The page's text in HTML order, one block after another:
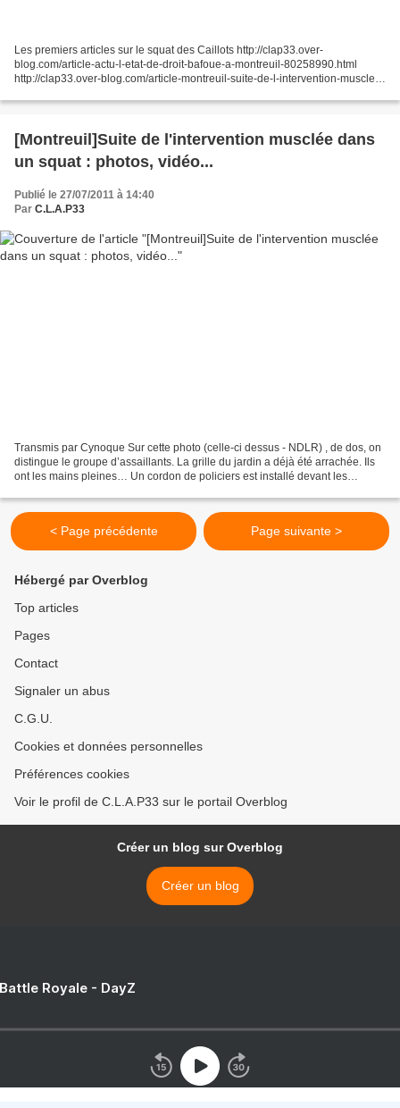
Les premiers articles sur le squat des Caillots http://clap33.over-
blog.com/article-actu-l-etat-de-droit-bafoue-a-montreuil-80258990.html
http://clap33.over-blog.com/article-montreuil-suite-de-l-intervention-musclee-
[Montreuil]Suite de l'intervention musclée dans
un squat : photos, vidéo...
Publié le 27/07/2011 à 14:40
Par C.L.A.P33
Transmis par Cynoque Sur cette photo (celle-ci dessus - NDLR) , de dos, on
distingue le groupe d’assaillants. La grille du jardin a déjà été arrachée. Ils
ont les mains pleines… Un cordon de policiers est installé devant les
< Page précédente Page suivante >
Hébergé par Overblog
Top articles
Pages
Contact
Signaler un abus
C.G.U.
Cookies et données personnelles
Préférences cookies
Voir le profil de C.L.A.P33 sur le portail Overblog
Créer un blog sur Overblog
Créer un blog
Royale - DayZ